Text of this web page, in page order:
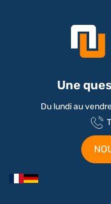
Une
Du lundi au